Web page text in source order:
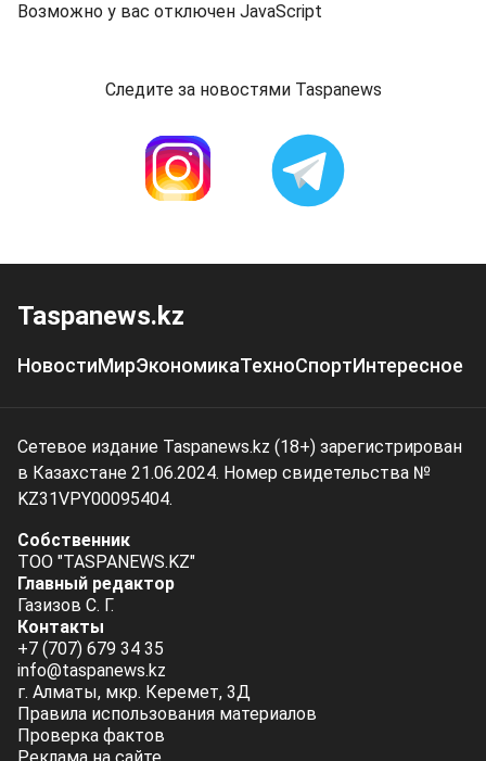
Возможно у вас отключен JavaScript
Следите за новостями Taspanews
Taspanews.kz
НовостиМирЭкономикаТехноСпортИнтересное
Сетевое издание Taspanews.kz (18+) зарегистрирован
в Казахстане 21.06.2024. Номер свидетельства №
KZ31VPY00095404.
Собственник
ТОО "TASPANEWS.KZ"
Главный редактор
Газизов С. Г.
Контакты
+7 (707) 679 34 35
info@taspanews.kz
г. Алматы, мкр. Керемет, 3Д
Правила использования материалов
Проверка фактов